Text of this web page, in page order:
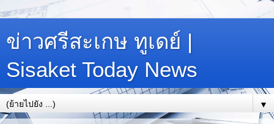
ข่าวศรีสะเกษ ทูเดย์ |
Sisaket Today News
▼